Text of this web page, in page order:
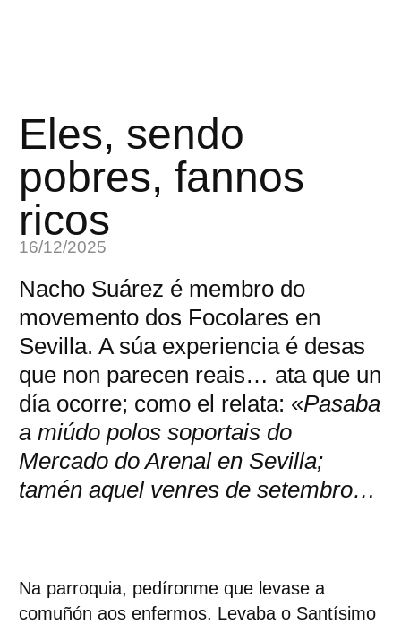
Eles, sendo
pobres, fannos
ricos
16/12/2025
Nacho Suárez é membro do
movemento dos Focolares en
Sevilla. A súa experiencia é desas
que non parecen reais… ata que un
día ocorre; como el relata: «Pasaba
a miúdo polos soportais do
Mercado do Arenal en Sevilla;
tamén aquel venres de setembro…
Na parroquia, pedíronme que levase a
comuñón aos enfermos. Levaba o Santísimo